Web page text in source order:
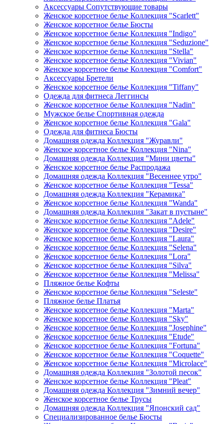
Аксессуары Сопутствующие товары
Женское корсетное белье Коллекция "Scarlett"
Женское корсетное белье Бюсты
Женское корсетное белье Коллекция "Indigo"
Женское корсетное белье Коллекция "Seduzione"
Женское корсетное белье Коллекция "Stella"
Женское корсетное белье Коллекция "Vivian"
Женское корсетное белье Коллекция "Comfort"
Аксессуары Бретели
Женское корсетное белье Коллекция "Tiffany"
Одежда для фитнеса Леггинсы
Женское корсетное белье Коллекция "Nadin"
Мужское белье Спортивная одежда
Женское корсетное белье Коллекция "Gala"
Одежда для фитнеса Бюсты
Домашняя одежда Коллекция "Журавли"
Женское корсетное белье Коллекция "Nina"
Домашняя одежда Коллекция "Мини цветы"
Женское корсетное белье Распродажа
Домашняя одежда Коллекция "Весеннее утро"
Женское корсетное белье Коллекция "Tessa"
Домашняя одежда Коллекция "Керамика"
Женское корсетное белье Коллекция "Wanda"
Домашняя одежда Коллекция "Закат в пустыне"
Женское корсетное белье Коллекция "Adele"
Женское корсетное белье Коллекция "Desire"
Женское корсетное белье Коллекция "Laura"
Женское корсетное белье Коллекция "Selena"
Женское корсетное белье Коллекция "Lora"
Женское корсетное белье Коллекция "Silva"
Женское корсетное белье Коллекция "Melissa"
Пляжное белье Кофты
Женское корсетное белье Коллекция "Seleste"
Пляжное белье Платья
Женское корсетное белье Коллекция "Marta"
Женское корсетное белье Коллекция "Sky"
Женское корсетное белье Коллекция "Josephine"
Женское корсетное белье Коллекция "Etude"
Женское корсетное белье Коллекция "Fortuna"
Женское корсетное белье Коллекция "Coquette"
Женское корсетное белье Коллекция "Microlace"
Домашняя одежда Коллекция "Золотой песок"
Женское корсетное белье Коллекция "Pleat"
Домашняя одежда Коллекция "Зимний вечер"
Женское корсетное белье Трусы
Домашняя одежда Коллекция "Японский сад"
Специализированное белье Бюсты